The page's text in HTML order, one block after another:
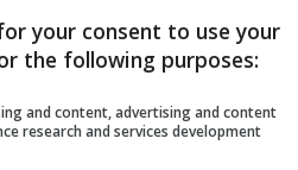
particolarmente intenso
che si adatta a
molta e anche le
perdecorare casa.
your consent to use your
the following purposes:
and content, advertising and content
research and services development